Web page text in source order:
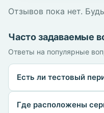
Отзывов пока нет.
Часто задаваемые
Ответы на популярные
Есть ли тестовый
Где расположены